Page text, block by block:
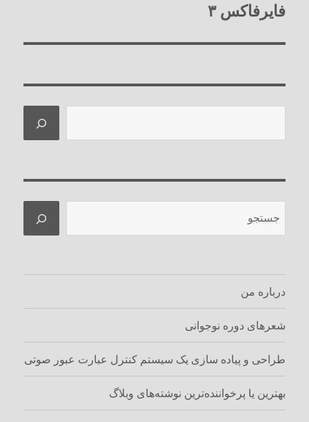
بعدی:
فایرفاکس ۳
درباره من
شعرهای دوره نوجوانی
طراحی و پیاده سازی یک سیستم کنترل عبارت عبور صوتی
بهترین یا پرخواننده‌ترین نوشته‌های وبلاگ‌